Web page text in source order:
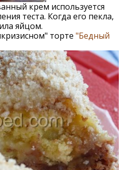
крем используется
теста. Когда его пекла,
яйцом.
торте "Бедный